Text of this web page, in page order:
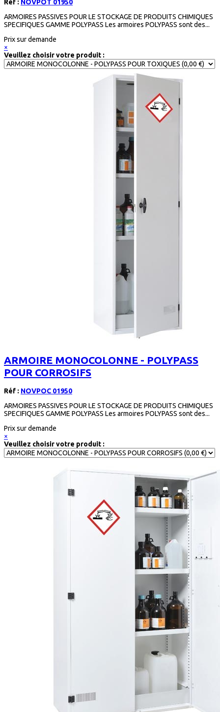
Réf : NOVPOT 01950
ARMOIRES PASSIVES POUR LE STOCKAGE DE PRODUITS CHIMIQUES
SPECIFIQUES GAMME POLYPASS Les armoires POLYPASS sont des...
Prix sur demande
×
Veuillez choisir votre produit :
ARMOIRE MONOCOLONNE - POLYPASS
POUR CORROSIFS
Réf : NOVPOC 01950
ARMOIRES PASSIVES POUR LE STOCKAGE DE PRODUITS CHIMIQUES
SPECIFIQUES GAMME POLYPASS Les armoires POLYPASS sont des...
Prix sur demande
×
Veuillez choisir votre produit :